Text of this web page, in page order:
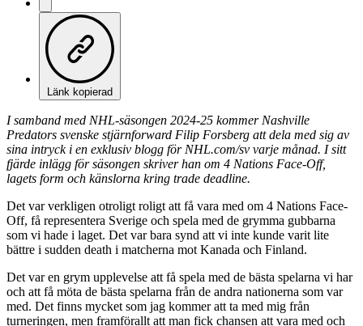
Länk kopierad
I samband med NHL-säsongen 2024-25 kommer Nashville
Predators svenske stjärnforward Filip Forsberg att dela med sig av
sina intryck i en exklusiv blogg för NHL.com/sv varje månad. I sitt
fjärde inlägg för säsongen skriver han om 4 Nations Face-Off,
lagets form och känslorna kring trade deadline.
Det var verkligen otroligt roligt att få vara med om 4 Nations Face-
Off, få representera Sverige och spela med de grymma gubbarna
som vi hade i laget. Det var bara synd att vi inte kunde varit lite
bättre i sudden death i matcherna mot Kanada och Finland.
Det var en grym upplevelse att få spela med de bästa spelarna vi har
och att få möta de bästa spelarna från de andra nationerna som var
med. Det finns mycket som jag kommer att ta med mig från
turneringen, men framförallt att man fick chansen att vara med och